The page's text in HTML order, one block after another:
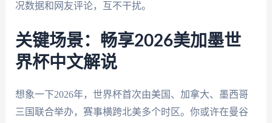
况数据和网友评论，互不干扰。
关键场景：畅享2026美加墨世
界杯中文解说
想象一下2026年，世界杯首次由美国、加拿大、墨西哥
三国联合举办，赛事横跨北美多个时区。你或许在曼谷